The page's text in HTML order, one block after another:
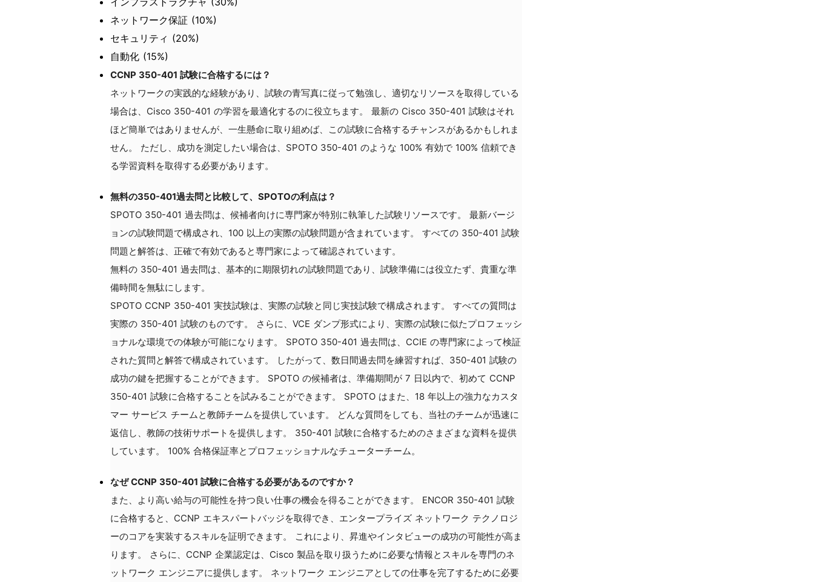
ネットワーク保証 (10%)
セキュリティ (20%)
自動化 (15%)
CCNP 350-401 試験に合格するには？
ネットワークの実践的な経験があり、試験の青写真に従って勉強し、適切なリソースを取得している
場合は、Cisco 350-401 の学習を最適化するのに役立ちます。 最新の Cisco 350-401 試験はそれ
ほど簡単ではありませんが、一生懸命に取り組めば、この試験に合格するチャンスがあるかもしれま
せん。 ただし、成功を測定したい場合は、SPOTO 350-401 のような 100% 有効で 100% 信頼でき
る学習資料を取得する必要があります。
無料の350-401過去問と比較して、SPOTOの利点は？
SPOTO 350-401 過去問は、候補者向けに専門家が特別に執筆した試験リソースです。 最新バージ
ョンの試験問題で構成され、100 以上の実際の試験問題が含まれています。 すべての 350-401 試験
問題と解答は、正確で有効であると専門家によって確認されています。
無料の 350-401 過去問は、基本的に期限切れの試験問題であり、試験準備には役立たず、貴重な準
備時間を無駄にします。
SPOTO CCNP 350-401 実技試験は、実際の試験と同じ実技試験で構成されます。 すべての質問は
実際の 350-401 試験のものです。 さらに、VCE ダンプ形式により、実際の試験に似たプロフェッシ
ョナルな環境での体験が可能になります。 SPOTO 350-401 過去問は、CCIE の専門家によって検証
された質問と解答で構成されています。 したがって、数日間過去問を練習すれば、350-401 試験の
成功の鍵を把握することができます。 SPOTO の候補者は、準備期間が 7 日以内で、初めて CCNP
350-401 試験に合格することを試みることができます。 SPOTO はまた、18 年以上の強力なカスタ
マー サービス チームと教師チームを提供しています。 どんな質問をしても、当社のチームが迅速に
返信し、教師の技術サポートを提供します。 350-401 試験に合格するためのさまざまな資料を提供
しています。 100% 合格保証率とプロフェッショナルなチューターチーム。
なぜ CCNP 350-401 試験に合格する必要があるのですか？
また、より高い給与の可能性を持つ良い仕事の機会を得ることができます。 ENCOR 350-401 試験
に合格すると、CCNP エキスパートバッジを取得でき、エンタープライズ ネットワーク テクノロジ
ーのコアを実装するスキルを証明できます。 これにより、昇進やインタビューの成功の可能性が高ま
ります。 さらに、CCNP 企業認定は、Cisco 製品を取り扱うために必要な情報とスキルを専門のネ
ットワーク エンジニアに提供します。 ネットワーク エンジニアとしての仕事を完了するために必要